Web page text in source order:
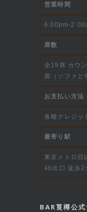
営業時間
6:00pm-
席数
全19席 カウ
席（ソファと
お支払い方法
各種クレジッ
最寄り駅
東京メトロ日
4b出口 徒歩2
BAR莨樽公式